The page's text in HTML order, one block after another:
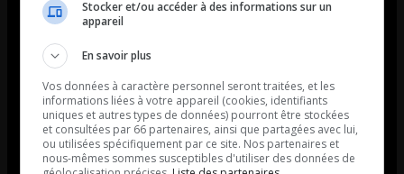
Stocker et/ou accéder à des informations sur un
appareil
En savoir plus
Vos données à caractère personnel seront traitées, et les
informations liées à votre appareil (cookies, identifiants
uniques et autres types de données) pourront être stockées
et consultées par 66 partenaires, ainsi que partagées avec lui,
ou utilisées spécifiquement par ce site. Nos partenaires et
nous-mêmes sommes susceptibles d'utiliser des données de